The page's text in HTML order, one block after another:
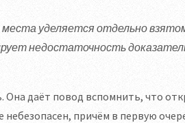
места уделяется отдельно
недостаточность
Она даёт повод вспомнить, что
причём в первую